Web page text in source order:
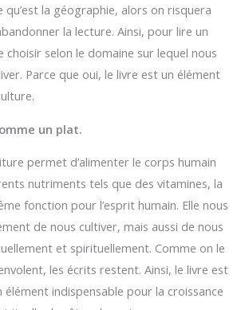
la géographie, alors on risquera
la lecture. Ainsi, pour lire un
choisir selon le domaine sur lequel nous
Parce que oui, le livre est un élément
un plat.
permet d’alimenter le corps humain
nutriments tels que des vitamines, la
fonction pour l’esprit humain. Elle nous
de nous cultiver, mais aussi de nous
et spirituellement. Comme on le
les écrits restent. Ainsi, le livre est
élément indispensable pour la croissance